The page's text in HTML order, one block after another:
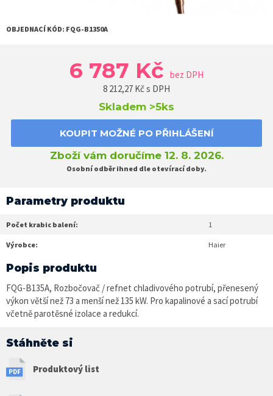
OBJEDNACÍ KÓD: FQG-B1350A
6 787 Kč bez DPH
8 212,27 Kč s DPH
Skladem >5ks
KOUPIT MOŽNÉ PO PŘIHLÁŠENÍ
Zboží vám doručíme 12. 8. 2026.
Osobní odběr ihned dle otevírací doby.
Parametry produktu
Počet krabic balení: 1
Výrobce: Haier
Popis produktu
FQG-B135A, Rozbočovač / refnet chladivového potrubí, přenesený
výkon větší než 73 a menší než 135 kW. Pro kapalinové a sací potrubí
včetně parotěsné izolace a redukcí.
Stáhněte si
Produktový list